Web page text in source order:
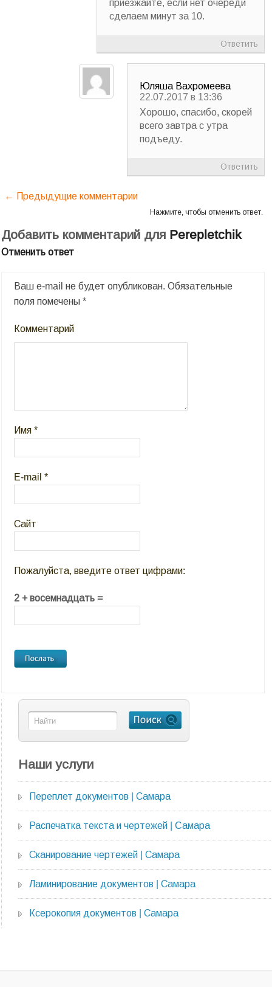
приезжайте, если нет очереди
сделаем минут за 10.
Ответить
Юляша Вахромеева
22.07.2017 в 13:36
Хорошо, спасибо, скорей
всего завтра с утра
подъеду.
Ответить
← Предыдущие комментарии
Нажмите, чтобы отменить ответ.
Добавить комментарий для Perepletchik
Отменить ответ
Ваш e-mail не будет опубликован. Обязательные
поля помечены*
Комментарий
Имя*
E-mail*
Сайт
Пожалуйста, введите ответ цифрами:
2 + восемнадцать =
Наши услуги
Переплет документов | Самара
Распечатка текста и чертежей | Cамара
Сканирование чертежей | Самара
Ламинирование документов | Самара
Ксерокопия документов | Самара